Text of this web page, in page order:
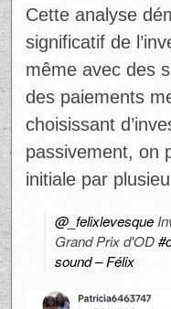
En considérant
historique (1974-
Même pendant
(1929-1954)